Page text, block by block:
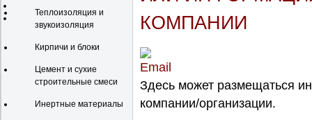
Теплоизоляция и
звукоизоляция
Кирпичи и блоки
Цемент и сухие
строительные смеси
Инертные материалы
КОМПАНИИ
Здесь может размещаться
компании/организации.